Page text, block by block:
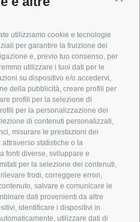
utilizziamo cookie e tecnologie
per garantire la fruizione dei
e, previo tuo consenso, per
utilizzare i tuoi dati per le
su dispositivo e/o accedervi,
della pubblicità, creare profili per
profili per la selezione di
per la personalizzazione dei
di contenuti personalizzati,
misurare le prestazioni dei
statistiche o la
fonti diverse, sviluppare e
per la selezione dei contenuti,
frodi, correggere errori,
salvare e comunicare le
dati provenienti da altre
identificare i dispositivi in
utilizzare dati di
DI RESO
POLICY
POLICY
SICURI
TRATTATI